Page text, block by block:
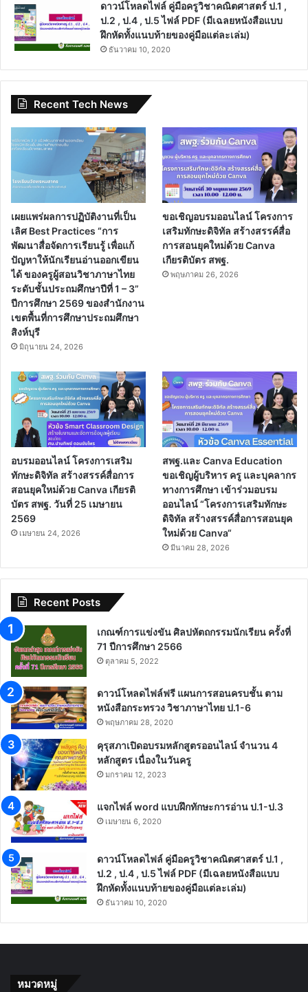
ดาวน์โหลดไฟล์ คู่มือครูวิชาคณิตศาสตร์ ป.1 ,
ป.2 , ป.4 , ป.5 ไฟล์ PDF (มีเฉลยหนังสือแบบ
ฝึกหัดทั้งแนบท้ายของคู่มือแต่ละเล่ม)
ธันวาคม 10, 2020
Recent Tech News
เผยแพร่ผลการปฏิบัติงานที่เป็น
เลิศ Best Practices “การ
พัฒนาสื่อจัดการเรียนรู้ เพื่อแก้
ปัญหาให้นักเรียนอ่านออกเขียน
ได้ ของครูผู้สอนวิชาภาษาไทย
ระดับชั้นประถมศึกษาปีที่ 1 – 3”
ปีการศึกษา 2569 ของสำนักงาน
เขตพื้นที่การศึกษาประถมศึกษา
สิงห์บุรี
มิถุนายน 24, 2026
ขอเชิญอบรมออนไลน์ โครงการ
เสริมทักษะดิจิทัล สร้างสรรค์สื่อ
การสอนยุคใหม่ด้วย Canva
เกียรติบัตร สพฐ.
พฤษภาคม 26, 2026
อบรมออนไลน์ โครงการเสริม
ทักษะดิจิทัล สร้างสรรค์สื่อการ
สอนยุคใหม่ด้วย Canva เกียรติ
บัตร สพฐ. วันที่ 25 เมษายน
2569
เมษายน 24, 2026
สพฐ.และ Canva Education
ขอเชิญผู้บริหาร ครู และบุคลากร
ทางการศึกษา เข้าร่วมอบรม
ออนไลน์ “โครงการเสริมทักษะ
ดิจิทัล สร้างสรรค์สื่อการสอนยุค
ใหม่ด้วย Canva“
มีนาคม 28, 2026
Recent Posts
เกณฑ์การแข่งขัน ศิลปหัตถกรรมนักเรียน ครั้งที่
71 ปีการศึกษา 2566
ตุลาคม 5, 2022
ดาวน์โหลดไฟล์ฟรี แผนการสอนครบชั้น ตาม
หนังสือกระทรวง วิชาภาษาไทย ป.1-6
พฤษภาคม 28, 2020
คุรุสภาเปิดอบรมหลักสูตรออนไลน์ จำนวน 4
หลักสูตร เนื่องในวันครู
มกราคม 12, 2023
แจกไฟล์ word แบบฝึกทักษะการอ่าน ป.1-ป.3
เมษายน 6, 2020
ดาวน์โหลดไฟล์ คู่มือครูวิชาคณิตศาสตร์ ป.1 ,
ป.2 , ป.4 , ป.5 ไฟล์ PDF (มีเฉลยหนังสือแบบ
ฝึกหัดทั้งแนบท้ายของคู่มือแต่ละเล่ม)
ธันวาคม 10, 2020
หมวดหมู่